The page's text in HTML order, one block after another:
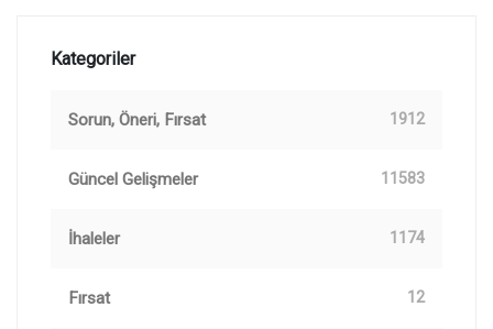
Kategoriler
Sorun, Öneri, Fırsat 1912
Güncel Gelişmeler 11583
İhaleler 1174
Fırsat 12